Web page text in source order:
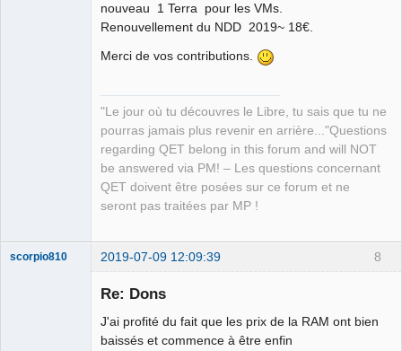
nouveau 1 Terra pour les VMs.
Renouvellement du NDD 2019~ 18€.
Merci de vos contributions.
"Le jour où tu découvres le Libre, tu sais que tu ne
pourras jamais plus revenir en arrière..."Questions
regarding QET belong in this forum and will NOT
be answered via PM! – Les questions concernant
QET doivent être posées sur ce forum et ne
seront pas traitées par MP !
8
scorpio810 2019-07-09 12:09:39
Re: Dons
J'ai profité du fait que les prix de la RAM ont bien
baissés et commence à être enfin